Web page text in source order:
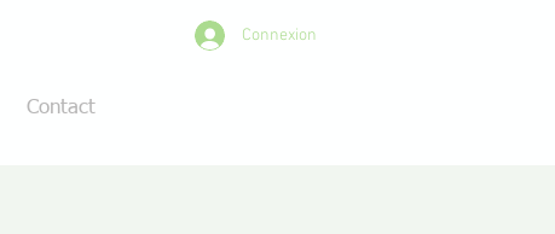
Connexion
Contact